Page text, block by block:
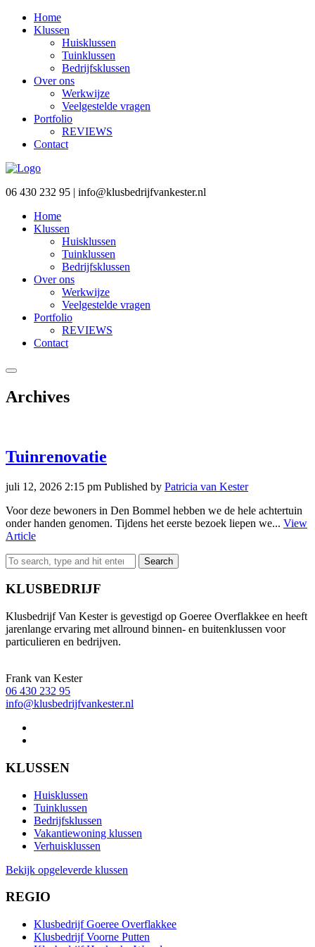
Home
Klussen
Huisklussen
Tuinklussen
Bedrijfsklussen
Over ons
Werkwijze
Veelgestelde vragen
Portfolio
REVIEWS
Contact
06 430 232 95 | info@klusbedrijfvankester.nl
Home
Klussen
Huisklussen
Tuinklussen
Bedrijfsklussen
Over ons
Werkwijze
Veelgestelde vragen
Portfolio
REVIEWS
Contact
Archives
Tuinrenovatie
juli 12, 2026 2:15 pm Published by Patricia van Kester
Voor deze bewoners in Den Bommel hebben we de hele achtertuin
onder handen genomen. Tijdens het eerste bezoek liepen we... View
Article
Search
KLUSBEDRIJF
Klusbedrijf Van Kester is gevestigd op Goeree Overflakkee en heeft
jarenlange ervaring met allround binnen- en buitenklussen voor
particulieren en bedrijven.
Frank van Kester
06 430 232 95
info@klusbedrijfvankester.nl
KLUSSEN
Huisklussen
Tuinklussen
Bedrijfsklussen
Vakantiewoning klussen
Verhuisklussen
Bekijk opgeleverde klussen
REGIO
Klusbedrijf Goeree Overflakkee
Klusbedrijf Voorne Putten